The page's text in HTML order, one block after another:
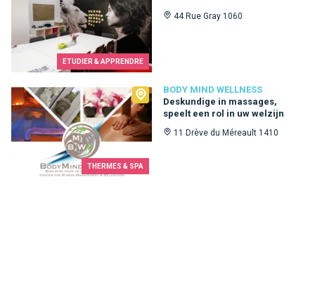
ETUDIER & APPRENDRE
44 Rue Gray 1060
THERMES & SPA
BODY MIND WELLNESS
Deskundige in massages,
speelt een rol in uw welzijn
11 Drève du Méreault 1410
Body Mind Wellness